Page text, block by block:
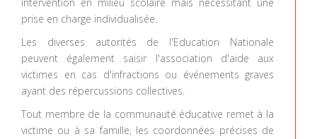
prise en charge individualisée.
Les diverses autorités de l'Education Nationale
peuvent également saisir l'association d'aide aux
victimes en cas d'infractions ou événements graves
ayant des répercussions collectives.
Tout membre de la communauté éducative remet à la
victime ou à sa famille, les coordonnées précises de